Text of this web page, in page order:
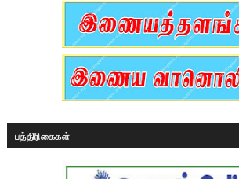
பத்திரிகைகள்